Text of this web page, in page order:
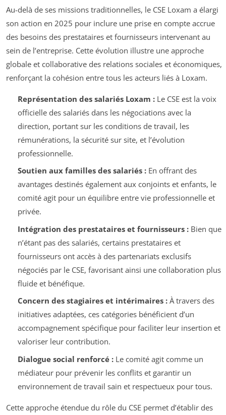
Au-delà de ses missions traditionnelles, le CSE Loxam a élargi
son action en 2025 pour inclure une prise en compte accrue
des besoins des prestataires et fournisseurs intervenant au
sein de l’entreprise. Cette évolution illustre une approche
globale et collaborative des relations sociales et économiques,
renforçant la cohésion entre tous les acteurs liés à Loxam.
Représentation des salariés Loxam :Le CSE est la voix
officielle des salariés dans les négociations avec la
direction, portant sur les conditions de travail, les
rémunérations, la sécurité sur site, et l’évolution
professionnelle.
Soutien aux familles des salariés :En offrant des
avantages destinés également aux conjoints et enfants, le
comité agit pour un équilibre entre vie professionnelle et
privée.
Intégration des prestataires et fournisseurs :Bien que
n’étant pas des salariés, certains prestataires et
fournisseurs ont accès à des partenariats exclusifs
négociés par le CSE, favorisant ainsi une collaboration plus
fluide et bénéfique.
Concern des stagiaires et intérimaires :À travers des
initiatives adaptées, ces catégories bénéficient d’un
accompagnement spécifique pour faciliter leur insertion et
valoriser leur contribution.
Dialogue social renforcé :Le comité agit comme un
médiateur pour prévenir les conflits et garantir un
environnement de travail sain et respectueux pour tous.
Cette approche étendue du rôle du CSE permet d’établir des